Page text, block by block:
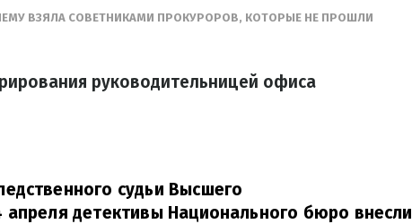
ВЗЯЛА СОВЕТНИКАМИ ПРОКУРОРОВ, КОТОРЫЕ НЕ ПРОШЛИ
руководительницей офиса
судьи Высшего
апреля детективы Национального бюро внесли